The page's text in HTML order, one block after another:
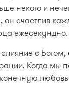
некого и
он счастлив
ежесекундно.
с
Когда мы